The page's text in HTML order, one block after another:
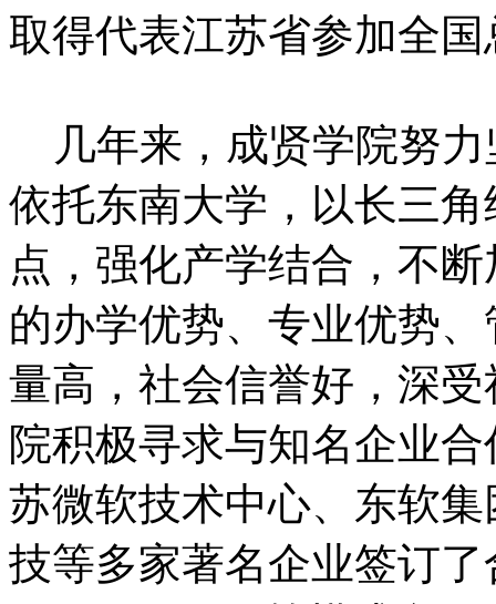
取得代表江苏省参加全
几年来，成贤学院努力
依托东南大学，以长三
点，强化产学结合，不
的办学优势、专业优势
量高，社会信誉好，深
院积极寻求与知名企业
苏微软技术中心、东软
技等多家著名企业签订